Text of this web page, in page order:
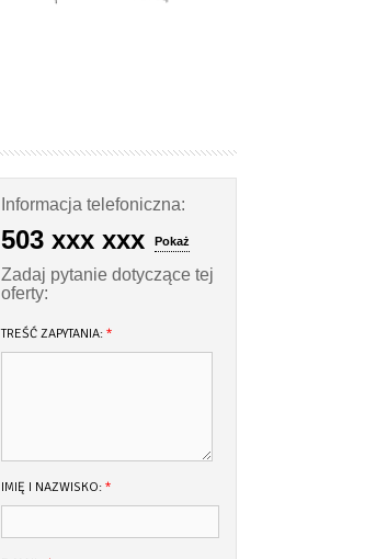
Informacja telefoniczna:
503 xxx xxx Pokaż
Zadaj pytanie dotyczące tej
oferty:
TREŚĆ ZAPYTANIA: *
IMIĘ I NAZWISKO: *